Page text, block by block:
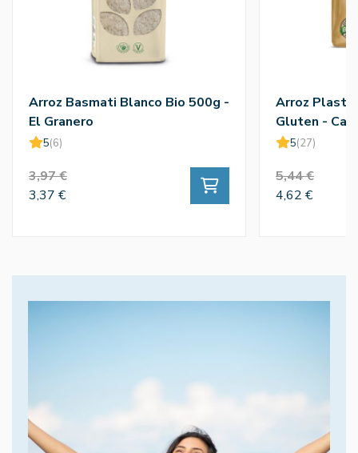
Arroz Basmati Blanco Bio 500g -
El Granero
5(6)
3,97 €
3,37 €
Arroz
Gluten -
5(27)
5,44 €
4,62 €